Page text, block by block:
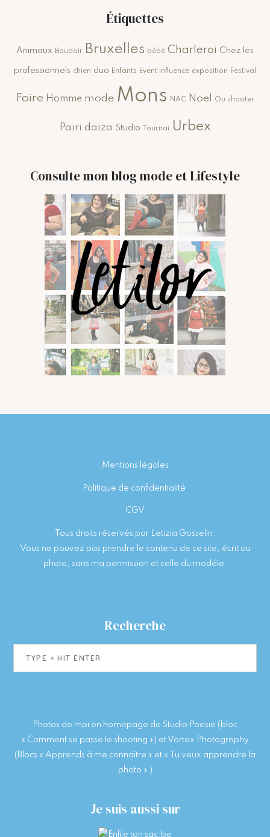
Étiquettes
Animaux Boudoir Bruxelles bébé Charleroi Chez les
professionnels chien duo Enfants Event influence exposition Festival
Foire Homme mode Mons NAC Noel Ou shooter
Pairi daiza Studio Tournai Urbex
Consulte mon blog mode et Lifestyle
Mentions légales
Politique de confidentialité
CGV
Tous droits réservés par Letizia Gosselin.
Vous ne pouvez pas prendre le contenu de ce site, écrit ou
photo, sans ma permission et celle du modèle.
Recherche
Photos de moi en homepage de Studio Poesie (bloc
« Comment se passe le shooting ») et Vortex Photography
(Blocs « Apprends à me connaître » et « Tu veux apprendre la
photo » )
Je suis aussi sur